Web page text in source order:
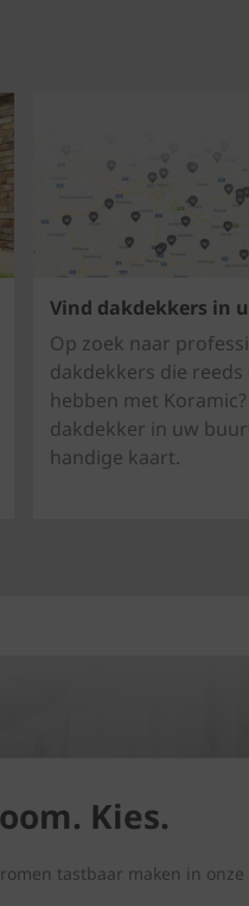
Vind dakdekkers in
Op zoek naar
dakdekkers die reeds
hebben met
dakdekker in uw
handige kaart.
Kies.
tastbaar maken in onze